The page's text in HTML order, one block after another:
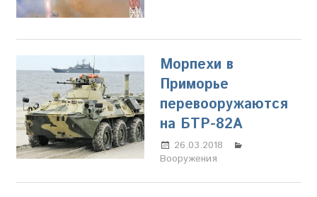
Морпехи в
Приморье
перевооружаются
на БТР-82А
26.03.2018
Вооружения